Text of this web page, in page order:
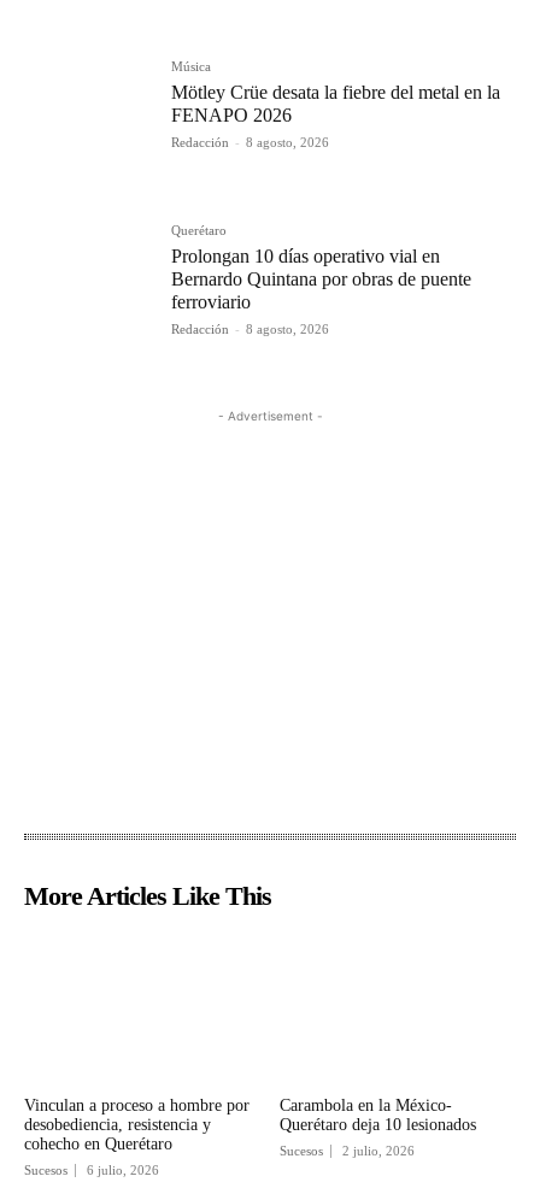
Música
Mötley Crüe desata la fiebre del metal en la
FENAPO 2026
Redacción - 8 agosto, 2026
Querétaro
Prolongan 10 días operativo vial en
Bernardo Quintana por obras de puente
ferroviario
Redacción - 8 agosto, 2026
- Advertisement -
More Articles Like This
Vinculan a proceso a hombre por
desobediencia, resistencia y
cohecho en Querétaro
Sucesos 6 julio, 2026
Carambola en la México-
Querétaro deja 10 lesionados
Sucesos 2 julio, 2026